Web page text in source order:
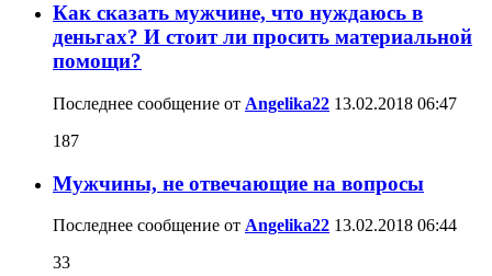
Как сказать мужчине, что нуждаюсь в
деньгах? И стоит ли просить материальной
помощи?
Последнее сообщение от Angelika22 13.02.2018 06:47
187
Мужчины, не отвечающие на вопросы
Последнее сообщение от Angelika22 13.02.2018 06:44
33